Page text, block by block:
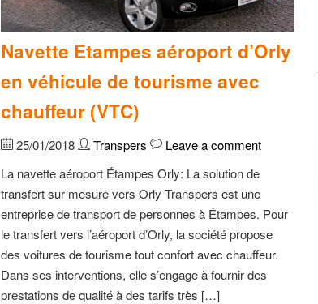
Navette Etampes aéroport d’Orly
en véhicule de tourisme avec
chauffeur (VTC)
25/01/2018 Transpers
Leave a comment
La navette aéroport Étampes Orly: La solution de
transfert sur mesure vers Orly Transpers est une
entreprise de transport de personnes à Étampes. Pour
le transfert vers l’aéroport d’Orly, la société propose
des voitures de tourisme tout confort avec chauffeur.
Dans ses interventions, elle s’engage à fournir des
prestations de qualité à des tarifs très […]